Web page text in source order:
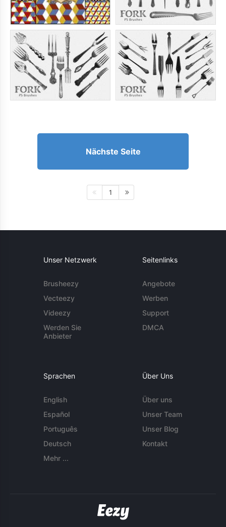
Nächste Seite
1
Unser Netzwerk
Brusheezy
Vecteezy
Videezy
Werden Sie
Anbieter
Seitenlinks
Angebote
Werben
Support
DMCA
Sprachen
English
Español
Português
Deutsch
Mehr ...
Über Uns
Über uns
Unser Team
Unser Blog
Kontakt